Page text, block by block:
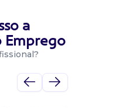
a
Emprego